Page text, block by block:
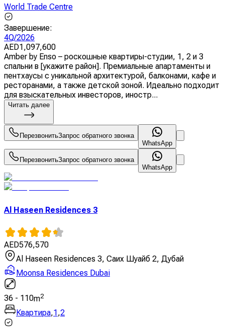
World Trade Centre
Завершение:
4Q/2026
AED1,097,600
Amber by Enso – роскошные квартиры-студии, 1, 2 и 3
спальни в [укажите район]. Премиальные апартаменты и
пентхаусы с уникальной архитектурой, балконами, кафе и
ресторанами, а также детской зоной. Идеально подходит
для взыскательных инвесторов, иностр...
Читать далее
ПерезвонитьЗапрос обратного звонка
WhatsApp
ПерезвонитьЗапрос обратного звонка
WhatsApp
Al Haseen Residences 3
AED576,570
Al Haseen Residences 3, Саих Шуайб 2, Дубай
Moonsa Residences Dubai
36 - 110m2
Квартира,1,2